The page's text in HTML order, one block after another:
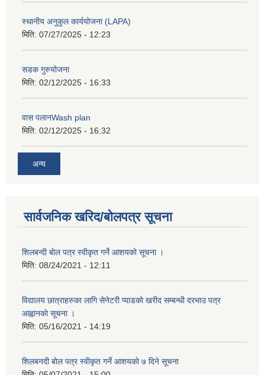
स्थानीय अनुकुल कार्ययोजना (LAPA)
मिति: 07/27/2025 - 12:23
सडक गुरुयोजना
मिति: 02/12/2025 - 16:33
वास पलानWash plan
मिति: 02/12/2025 - 16:32
अन्य
सार्वजनिक खरिद/बोलपत्र सूचना
शिलबन्दी बाेल पत्र स्वीकृत गर्ने आशयको सूचना ।
मिति: 08/24/2021 - 12:11
विद्यालय छात्राहरुका लागि सेनेटरी प्याडको खरीद सम्बन्धी दरभाउ पत्र
आह्वानकाे सूचना ।
मिति: 05/16/2021 - 14:19
शिलबनदी बाेल पत्र स्वीकृत गर्ने आशयकाे ७ दिने सूचना